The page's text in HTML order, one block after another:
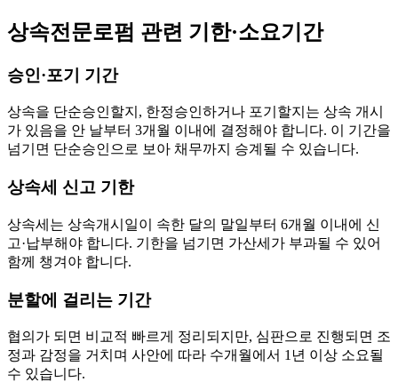
상속전문로펌 관련 기한·소요기간
승인·포기 기간
상속을 단순승인할지, 한정승인하거나 포기할지는 상속 개시
가 있음을 안 날부터 3개월 이내에 결정해야 합니다. 이 기간을
넘기면 단순승인으로 보아 채무까지 승계될 수 있습니다.
상속세 신고 기한
상속세는 상속개시일이 속한 달의 말일부터 6개월 이내에 신
고·납부해야 합니다. 기한을 넘기면 가산세가 부과될 수 있어
함께 챙겨야 합니다.
분할에 걸리는 기간
협의가 되면 비교적 빠르게 정리되지만, 심판으로 진행되면 조
정과 감정을 거치며 사안에 따라 수개월에서 1년 이상 소요될
수 있습니다.